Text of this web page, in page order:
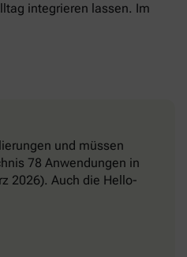
integrieren lassen. Im
und müssen
78 Anwendungen in
2026). Auch die Hello-